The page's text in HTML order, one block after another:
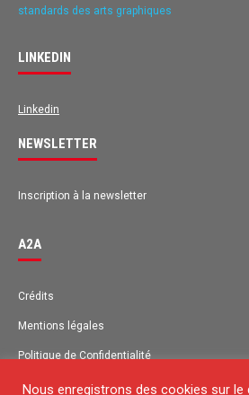
standards des arts graphiques
LINKEDIN
Linkedin
NEWSLETTER
Inscription à la newsletter
A2A
Crédits
Mentions légales
Politique de Confidentialité
Plan du site
Nous enregistrons des cookies sur le